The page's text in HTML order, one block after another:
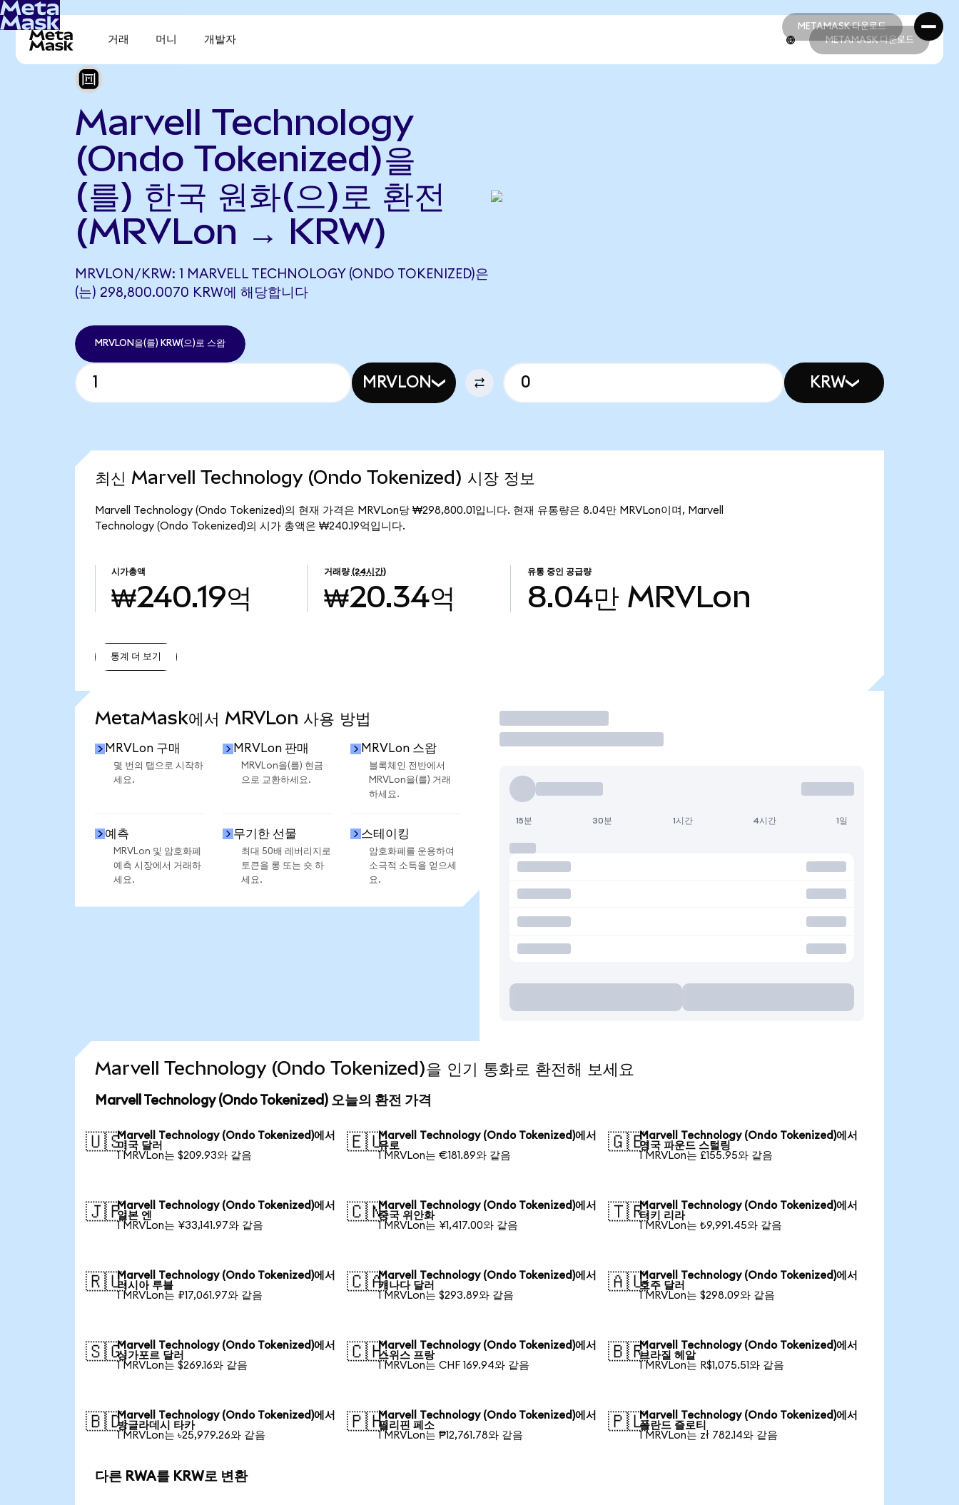
METAMASK 다운로드
METAMASK 다운로드
거래 머니 개발자 METAMASK 다운로드
Marvell Technology
(Ondo Tokenized)을
(를) 한국 원화(으)로 환전
(MRVLon → KRW)
MRVLON/KRW: 1 MARVELL TECHNOLOGY (ONDO TOKENIZED)은
(는) 298,800.0070 KRW에 해당합니다
MRVLON을(를) KRW(으)로 스왑
MRVLON KRW
최신 Marvell Technology (Ondo Tokenized) 시장 정보
Marvell Technology (Ondo Tokenized)의 현재 가격은 MRVLon당 ₩298,800.01입니다. 현재 유통량은 8.04만 MRVLon이며, Marvell
Technology (Ondo Tokenized)의 시가 총액은 ₩240.19억입니다.
시가총액
₩240.19억
거래량 (24시간)
₩20.34억
유통 중인 공급량
8.04만 MRVLon
통계 더 보기
MetaMask에서 MRVLon 사용 방법
MRVLon 구매
몇 번의 탭으로 시작하
세요.
MRVLon 판매
MRVLon을(를) 현금
으로 교환하세요.
MRVLon 스왑
블록체인 전반에서
MRVLon을(를) 거래
하세요.
예측
MRVLon 및 암호화폐
예측 시장에서 거래하
세요.
무기한 선물
최대 50배 레버리지로
토큰을 롱 또는 숏 하
세요.
스테이킹
암호화폐를 운용하여
소극적 소득을 얻으세
요.
거래
15분 30분 1시간 4시간 1일
Marvell Technology (Ondo Tokenized)을 인기 통화로 환전해 보세요
Marvell Technology (Ondo Tokenized) 오늘의 환전 가격
🇺🇸Marvell Technology (Ondo Tokenized)에서
미국 달러
1 MRVLon는 $209.93와 같음
🇪🇺Marvell Technology (Ondo Tokenized)에서
유로
1 MRVLon는 €181.89와 같음
🇬🇧Marvell Technology (Ondo Tokenized)에서
영국 파운드 스털링
1 MRVLon는 £155.95와 같음
🇯🇵Marvell Technology (Ondo Tokenized)에서
일본 엔
1 MRVLon는 ¥33,141.97와 같음
🇨🇳Marvell Technology (Ondo Tokenized)에서
중국 위안화
1 MRVLon는 ¥1,417.00와 같음
🇹🇷Marvell Technology (Ondo Tokenized)에서
터키 리라
1 MRVLon는 ₺9,991.45와 같음
🇷🇺Marvell Technology (Ondo Tokenized)에서
러시아 루블
1 MRVLon는 ₽17,061.97와 같음
🇨🇦Marvell Technology (Ondo Tokenized)에서
캐나다 달러
1 MRVLon는 $293.89와 같음
🇦🇺Marvell Technology (Ondo Tokenized)에서
호주 달러
1 MRVLon는 $298.09와 같음
🇸🇬Marvell Technology (Ondo Tokenized)에서
싱가포르 달러
1 MRVLon는 $269.16와 같음
🇨🇭Marvell Technology (Ondo Tokenized)에서
스위스 프랑
1 MRVLon는 CHF 169.94와 같음
🇧🇷Marvell Technology (Ondo Tokenized)에서
브라질 헤알
1 MRVLon는 R$1,075.51와 같음
🇧🇩Marvell Technology (Ondo Tokenized)에서
방글라데시 타카
1 MRVLon는 ৳25,979.26와 같음
🇵🇭Marvell Technology (Ondo Tokenized)에서
필리핀 페소
1 MRVLon는 ₱12,761.78와 같음
🇵🇱Marvell Technology (Ondo Tokenized)에서
폴란드 즐로티
1 MRVLon는 zł 782.14와 같음
다른 RWA를 KRW로 변환